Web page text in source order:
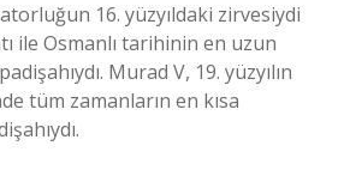
16. yüzyıldaki zirvesiydi
ile Osmanlı tarihinin en uzun
Murad V, 19. yüzyılın
tüm zamanların en kısa